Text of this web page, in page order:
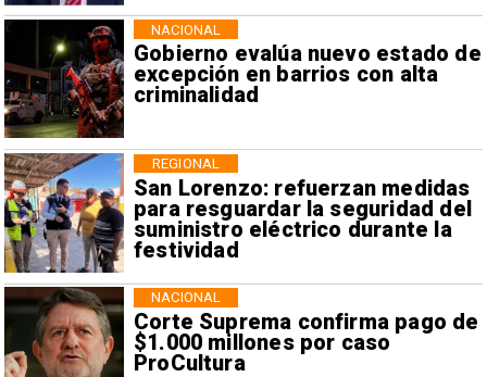
Gobierno evalúa nuevo estado de
excepción en barrios con alta
criminalidad
NACIONAL
San Lorenzo: refuerzan medidas
para resguardar la seguridad del
suministro eléctrico durante la
festividad
REGIONAL
Corte Suprema confirma pago de
$1.000 millones por caso
ProCultura
NACIONAL